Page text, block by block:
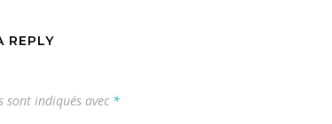
REPLY
sont indiqués avec *